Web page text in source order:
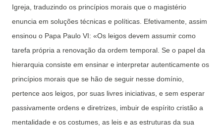
Igreja, traduzindo os princípios morais que o magistério
enuncia em soluções técnicas e políticas. Efetivamente, assim
ensinou o Papa Paulo VI: «Os leigos devem assumir como
tarefa própria a renovação da ordem temporal. Se o papel da
hierarquia consiste em ensinar e interpretar autenticamente os
princípios morais que se hão de seguir nesse domínio,
pertence aos leigos, por suas livres iniciativas, e sem esperar
passivamente ordens e diretrizes, imbuir de espírito cristão a
mentalidade e os costumes, as leis e as estruturas da sua